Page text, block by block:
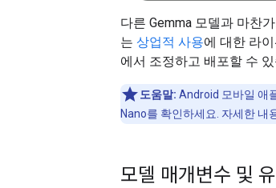
다른 Gemma 모델과 마찬
는 상업적 사용에 대한 라
에서 조정하고 배포할 수
도움말: Android 모바일 애
Nano를 확인하세요. 자세한 내
모델 매개변수 및